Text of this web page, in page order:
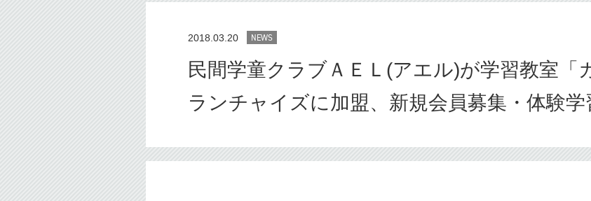
2018.03.20 NEWS
民間学童クラブＡＥＬ(アエル)が学習教室「
ランチャイズに加盟、新規会員募集・体験